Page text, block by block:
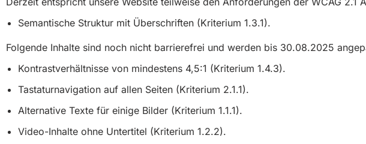
Semantische Struktur mit Überschriften (Kriterium 1.3.1).
Folgende Inhalte sind noch nicht barrierefrei und werden bis 30.08.2025
Kontrastverhältnisse von mindestens 4,5:1 (Kriterium 1.4.3).
Tastaturnavigation auf allen Seiten (Kriterium 2.1.1).
Alternative Texte für einige Bilder (Kriterium 1.1.1).
Video-Inhalte ohne Untertitel (Kriterium 1.2.2).